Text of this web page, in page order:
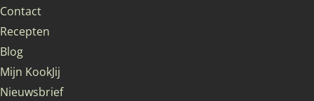
Contact
Recepten
Blog
Mijn KookJij
Nieuwsbrief